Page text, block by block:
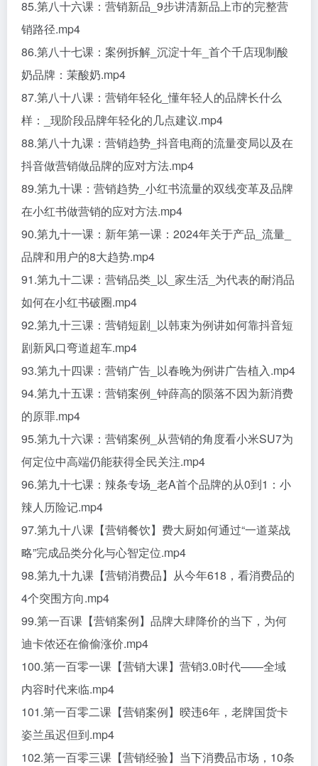
85.第八十六课：营销新品_9步讲清新品上市的完整营
销路径.mp4
86.第八十七课：案例拆解_沉淀十年_首个千店现制酸
奶品牌：茉酸奶.mp4
87.第八十八课：营销年轻化_懂年轻人的品牌长什么
样：_现阶段品牌年轻化的几点建议.mp4
88.第八十九课：营销趋势_抖音电商的流量变局以及在
抖音做营销做品牌的应对方法.mp4
89.第九十课：营销趋势_小红书流量的双线变革及品牌
在小红书做营销的应对方法.mp4
90.第九十一课：新年第一课：2024年关于产品_流量_
品牌和用户的8大趋势.mp4
91.第九十二课：营销品类_以_家生活_为代表的耐消品
如何在小红书破圈.mp4
92.第九十三课：营销短剧_以韩束为例讲如何靠抖音短
剧新风口弯道超车.mp4
93.第九十四课：营销广告_以春晚为例讲广告植入.mp4
94.第九十五课：营销案例_钟薛高的陨落不因为新消费
的原罪.mp4
95.第九十六课：营销案例_从营销的角度看小米SU7为
何定位中高端仍能获得全民关注.mp4
96.第九十七课：辣条专场_老A首个品牌的从0到1：小
辣人历险记.mp4
97.第九十八课【营销餐饮】费大厨如何通过“一道菜战
略”完成品类分化与心智定位.mp4
98.第九十九课【营销消费品】从今年618，看消费品的
4个突围方向.mp4
99.第一百课【营销案例】品牌大肆降价的当下，为何
迪卡侬还在偷偷涨价.mp4
100.第一百零一课【营销大课】营销3.0时代——全域
内容时代来临.mp4
101.第一百零二课【营销案例】暌违6年，老牌国货卡
姿兰虽迟但到.mp4
102.第一百零三课【营销经验】当下消费品市场，10条